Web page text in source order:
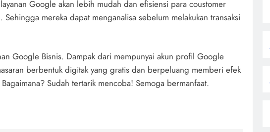
Google akan lebih mudah dan efisiensi para coustomer
mereka dapat menganalisa sebelum melakukan transaksi
Google Bisnis. Dampak dari mempunyai akun profil Google
berbentuk digitak yang gratis dan berpeluang memberi efek
Sudah tertarik mencoba! Semoga bermanfaat.